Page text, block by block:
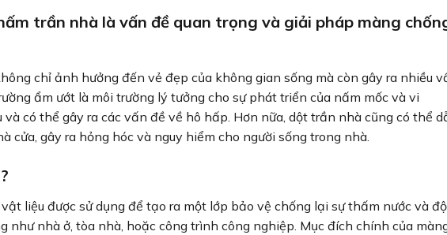
trần nhà là vấn đề quan trọng và giải pháp màng
chỉ ảnh hưởng đến vẻ đẹp của không gian sống mà còn gây ra nhiều
ẩm ướt là môi trường lý tưởng cho sự phát triển của nấm mốc và vi
và có thể gây ra các vấn đề về hô hấp. Hơn nữa, dột trần nhà cũng có thể
cửa, gây ra hỏng hóc và nguy hiểm cho người sống trong nhà.
liệu được sử dụng để tạo ra một lớp bảo vệ chống lại sự thấm nước và độ
như nhà ở, tòa nhà, hoặc công trình công nghiệp. Mục đích chính của